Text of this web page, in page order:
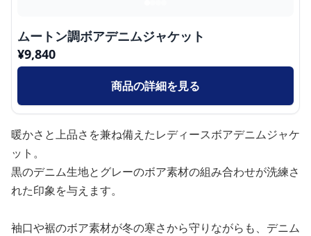
ムートン調ボアデニムジャケット
¥9,840
商品の詳細を見る
暖かさと上品さを兼ね備えたレディースボアデニムジャケ
ット。
黒のデニム生地とグレーのボア素材の組み合わせが洗練さ
れた印象を与えます。
袖口や裾のボア素材が冬の寒さから守りながらも、デニム